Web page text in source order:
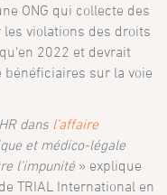
ONG qui collecte des
violations des droits
2022 et devrait
sur la voie
dans l’affaire
et médico-légale
l’impunité » explique
TRIAL International en